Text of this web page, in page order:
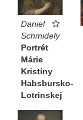
Daniel
Schmidely
Portrét
Márie
Kristíny
Habsbursko-
Lotrinskej